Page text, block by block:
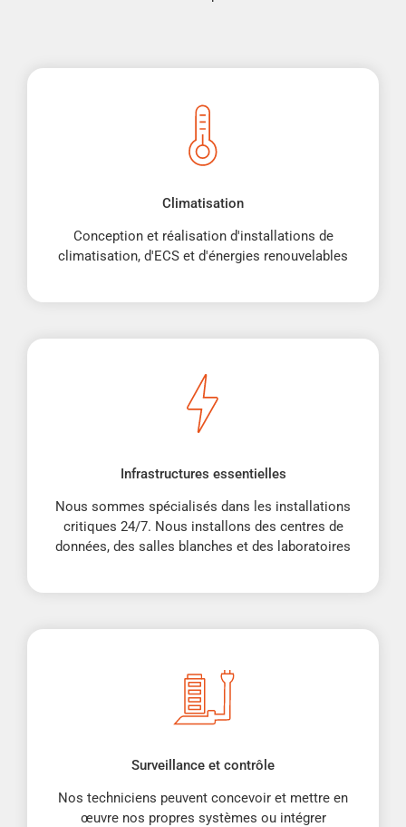
Climatisation
Conception et réalisation d'installations de
climatisation, d'ECS et d'énergies renouvelables
Infrastructures essentielles
Nous sommes spécialisés dans les installations
critiques 24/7. Nous installons des centres de
données, des salles blanches et des laboratoires
Surveillance et contrôle
Nos techniciens peuvent concevoir et mettre en
œuvre nos propres systèmes ou intégrer